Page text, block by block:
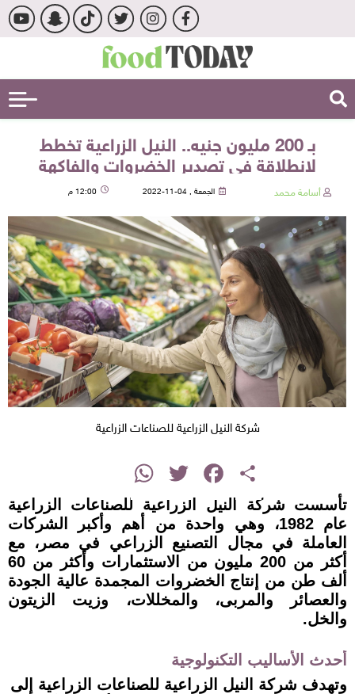
بـ 200 مليون جنيه.. النيل الزراعية تخطط
لانطلاقة في تصدير الخضروات والفاكهة
أسامة محمد الجمعة , 04-11-2022 12:00 م
شركة النيل الزراعية للصناعات الزراعية
Share
Facebook
Twitter
WhatsApp
تأسست شركة النيل الزراعية للصناعات الزراعية
عام 1982، وهي واحدة من أهم وأكبر الشركات
العاملة في مجال التصنيع الزراعي في مصر، مع
أكثر من 200 مليون من الاستثمارات وأكثر من 60
ألف طن من إنتاج الخضروات المجمدة عالية الجودة
والعصائر والمربى، والمخللات، وزيت الزيتون
والخل.
أحدث الأساليب التكنولوجية
وتهدف شركة النيل الزراعية للصناعات الزراعية إلى